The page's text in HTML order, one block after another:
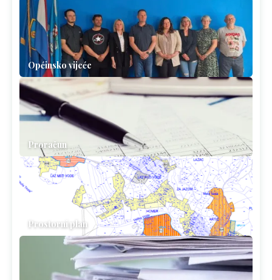
Općinsko vijeće
Proračun
Prostorni plan